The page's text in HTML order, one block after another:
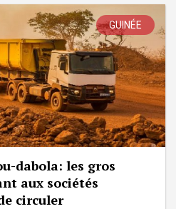
GUINÉE
dabola: les gros
aux sociétés
circuler